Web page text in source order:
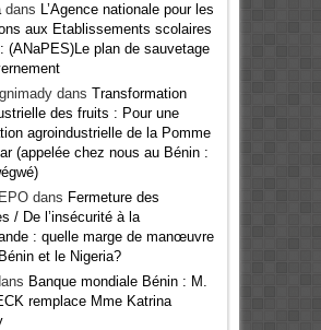
dans
L’Agence nationale pour les
aux Etablissements scolaires
(ANaPES)Le plan de sauvetage
dans Transformation
des fruits : Pour une
agroindustrielle de la Pomme
(appelée chez nous au Bénin :
dans Fermeture des
/ De l’insécurité à la
: quelle marge de manœuvre
et le Nigeria?
Banque mondiale Bénin : M.
remplace Mme Katrina